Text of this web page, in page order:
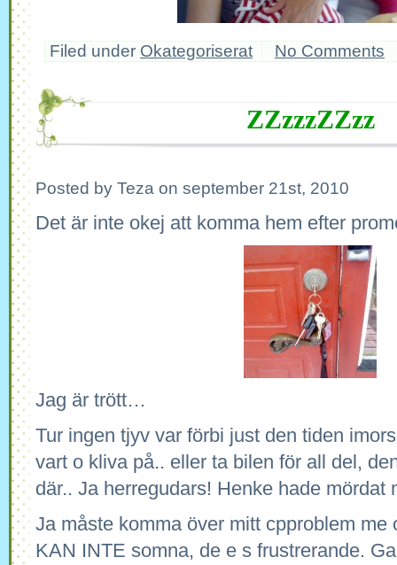
Filed under Okategoriserat No Comments
ZZzzzZZzz
Posted by Teza on september 21st, 2010
Det är inte okej att komma hem efter
Jag är trött…
Tur ingen tjyv var förbi just den tiden
vart o kliva på.. eller ta bilen för all del,
där.. Ja herregudars! Henke hade mördat
Ja måste komma över mitt cpproblem me
KAN INTE somna, de e s frustrerande.